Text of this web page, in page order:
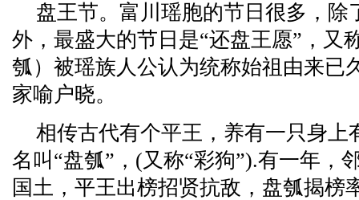
盘王节。富川瑶胞的节日很多，除
外，最盛大的节日是“还盘王愿”，又
瓠）被瑶族人公认为统称始祖由来已
家喻户晓。
相传古代有个平王，养有一只身上
名叫“盘瓠”，(又称“彩狗”).有一年，
国土，平王出榜招贤抗敌，盘瓠揭榜